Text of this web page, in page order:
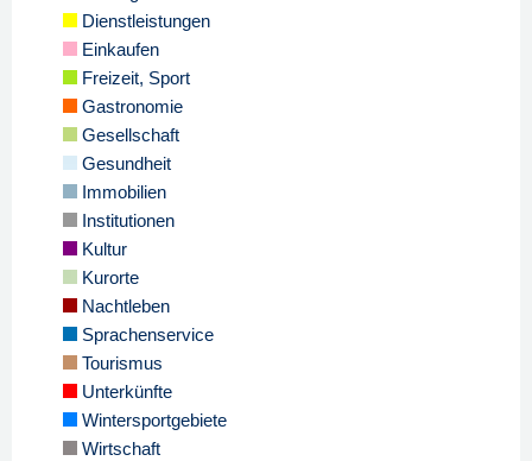
Dienstleistungen
Einkaufen
Freizeit, Sport
Gastronomie
Gesellschaft
Gesundheit
Immobilien
Institutionen
Kultur
Kurorte
Nachtleben
Sprachenservice
Tourismus
Unterkünfte
Wintersportgebiete
Wirtschaft